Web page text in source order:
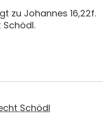
zu Johannes 16,22f.
Schödl.
Schödl